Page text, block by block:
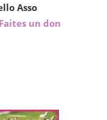
Asso
un don